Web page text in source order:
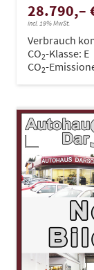
28.790,–
incl. 19% MwSt.
Verbrauch
CO2-Klasse: E
CO2-